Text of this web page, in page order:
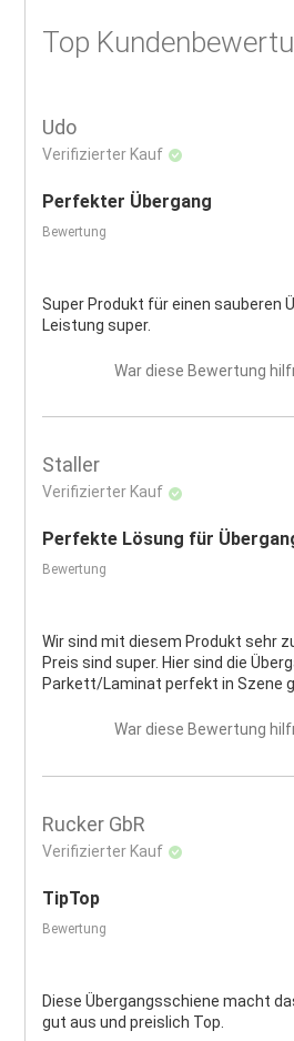
Top
Udo
Verifizierter Kauf
Perfekter Übergang
Bewertung
Super Produkt für einen sauberen
Leistung super.
War diese Bewertung
Staller
Verifizierter Kauf
Perfekte Lösung für
Bewertung
Wir sind mit diesem Produkt sehr
Preis sind super. Hier sind die
Parkett/Laminat perfekt in Szene
War diese Bewertung
Rucker GbR
Verifizierter Kauf
TipTop
Bewertung
Diese Übergangsschiene macht
gut aus und preislich Top.